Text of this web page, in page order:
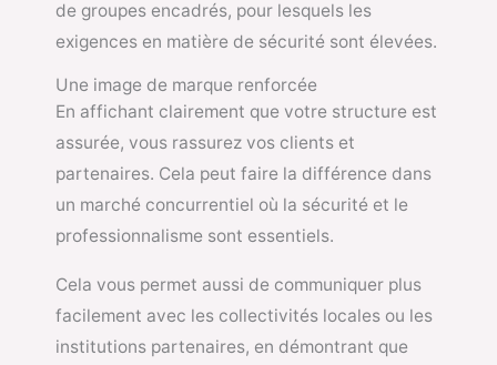
de groupes encadrés, pour lesquels les
exigences en matière de sécurité sont élevées.
Une image de marque renforcée
En affichant clairement que votre structure est
assurée, vous rassurez vos clients et
partenaires. Cela peut faire la différence dans
un marché concurrentiel où la sécurité et le
professionnalisme sont essentiels.
Cela vous permet aussi de communiquer plus
facilement avec les collectivités locales ou les
institutions partenaires, en démontrant que